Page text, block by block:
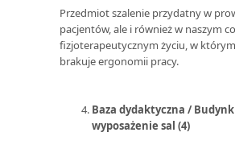
Przedmiot szalenie przydatny w
pacjentów, ale i również w naszym
fizjoterapeutycznym życiu, w
brakuje ergonomii pracy.
Baza dydaktyczna /
wyposażenie sal (4)